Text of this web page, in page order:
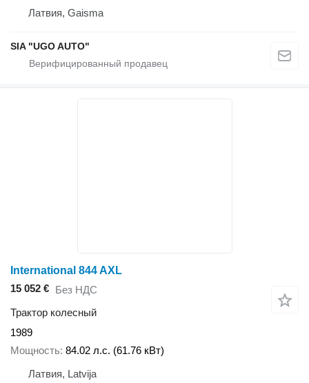
Латвия, Gaisma
SIA "UGO AUTO"
International 844 AXL
15 052 € Без НДС
Трактор колесный
1989
Мощность 84.02 л.с. (61.76 кВт)
Латвия, Latvija